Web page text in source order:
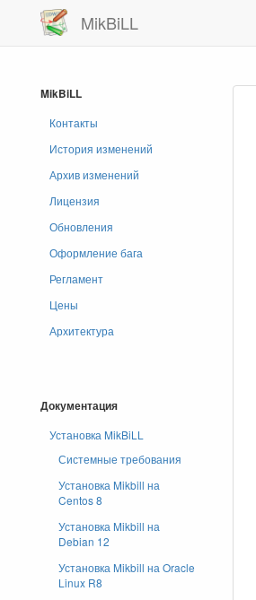
MikBiLL
MikBiLL
Контакты
История изменений
Архив изменений
Лицензия
Обновления
Оформление бага
Регламент
Цены
Архитектура
Документация
Установка MikBiLL
Системные требования
Установка Mikbill на
Centos 8
Установка Mikbill на
Debian 12
Установка Mikbill на Oracle
Linux R8